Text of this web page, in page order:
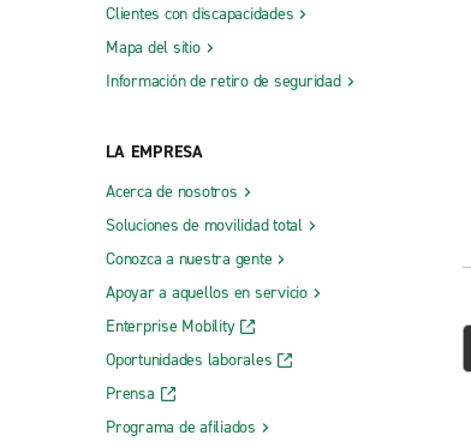
Clientes con discapacidades
Mapa del sitio
Información de retiro de seguridad
LA EMPRESA
Acerca de nosotros
Soluciones de movilidad total
Conozca a nuestra gente
Apoyar a aquellos en servicio
Enterprise Mobility
Oportunidades laborales
Prensa
Programa de afiliados